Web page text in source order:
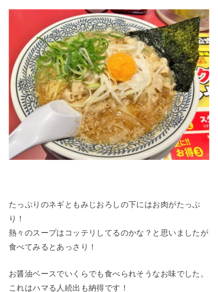
たっぷりのネギともみじおろしの下にはお肉がたっぷ
り！
熱々のスープはコッテリしてるのかな？と思いましたが
食べてみるとあっさり！
お醤油ベースでいくらでも食べられそうなお味でした。
これはハマる人続出も納得です！